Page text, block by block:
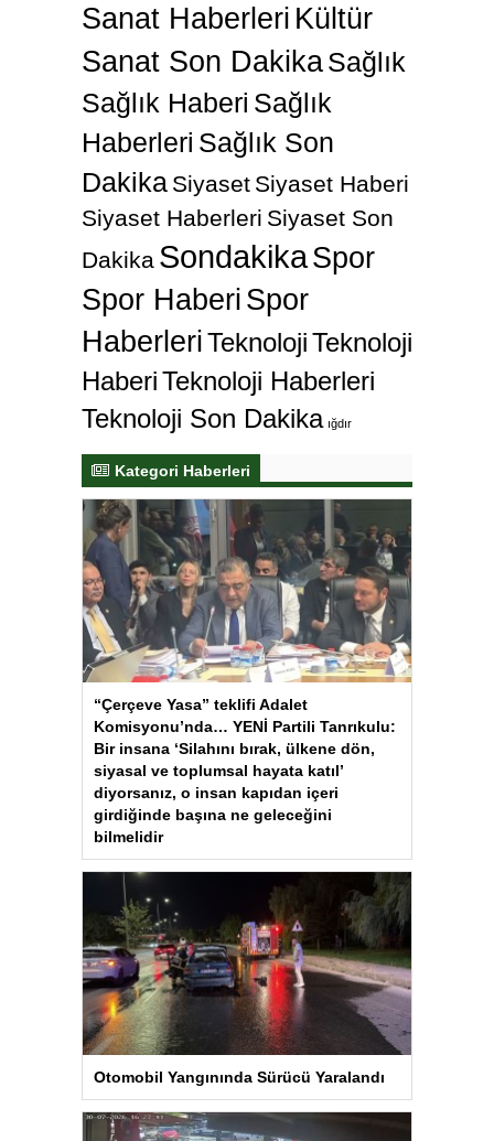
Sanat Haberleri Kültür
Sanat Son DakikaSağlık
Sağlık Haberi Sağlık
Haberleri Sağlık Son
Dakika Siyaset Siyaset Haberi
Siyaset Haberleri Siyaset Son
Dakika SondakikaSpor
Spor Haberi Spor
HaberleriTeknolojiTeknoloji
HaberiTeknoloji Haberleri
Teknoloji Son Dakika ığdır
Kategori Haberleri
“Çerçeve Yasa” teklifi Adalet
Komisyonu’nda… YENİ Partili Tanrıkulu:
Bir insana ‘Silahını bırak, ülkene dön,
siyasal ve toplumsal hayata katıl’
diyorsanız, o insan kapıdan içeri
girdiğinde başına ne geleceğini
bilmelidir
Otomobil Yangınında Sürücü Yaralandı